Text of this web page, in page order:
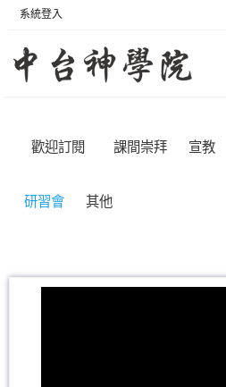
系統登入
歡迎訂閱 課間崇拜 宣教
研習會 其他